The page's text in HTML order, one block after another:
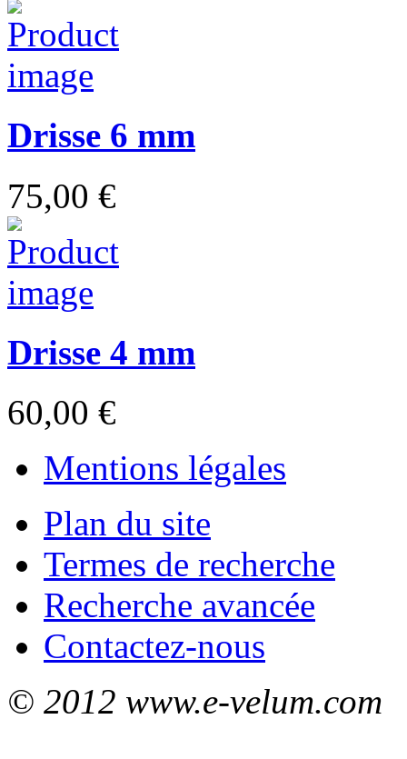
Drisse 6 mm
75,00 €
Drisse 4 mm
60,00 €
Mentions légales
Plan du site
Termes de recherche
Recherche avancée
Contactez-nous
© 2012 www.e-velum.com